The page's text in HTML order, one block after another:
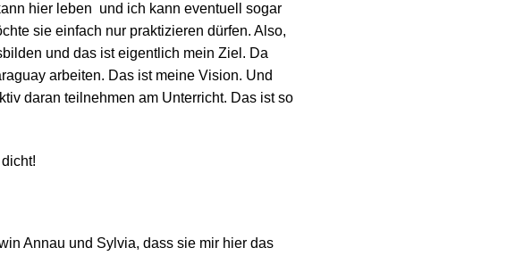
hier leben und ich kann eventuell sogar
sie einfach nur praktizieren dürfen. Also,
und das ist eigentlich mein Ziel. Da
arbeiten. Das ist meine Vision. Und
daran teilnehmen am Unterricht. Das ist so
Annau und Sylvia, dass sie mir hier das